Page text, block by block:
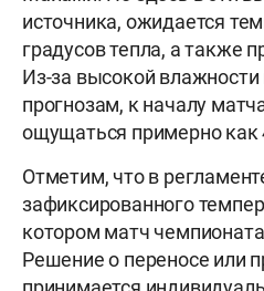
источника, ожидается
градусов тепла, а также
Из-за высокой влажности
прогнозам, к началу
ощущаться примерно как
Отметим, что в
зафиксированного
котором матч
Решение о переносе или